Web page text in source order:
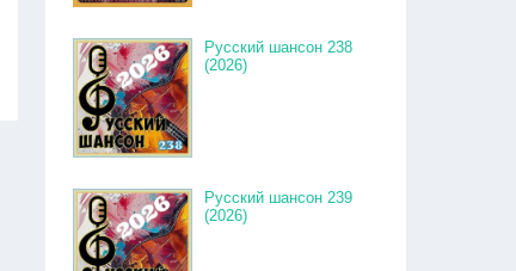
Русский шансон 238
(2026)
Русский шансон 239
(2026)